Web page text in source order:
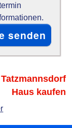
Haus kaufen